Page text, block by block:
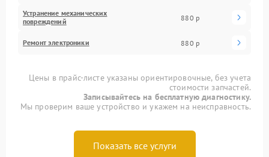
Устранение механических
повреждений
880 р
Ремонт электроники 880 р
Цены в прайс-листе указаны ориентировочные, без учета
стоимости запчастей.
Записывайтесь на бесплатную диагностику.
Мы проверим ваше устройство и укажем на неисправность.
Показать все услуги